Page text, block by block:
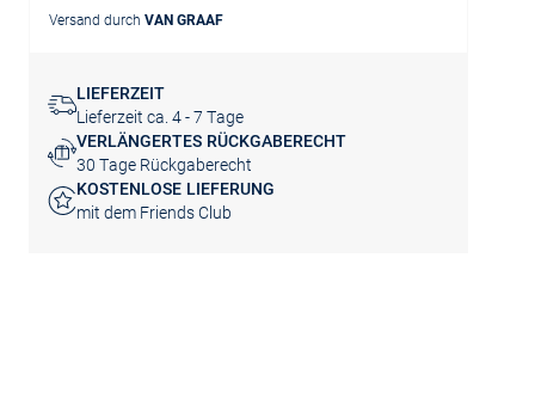
Versand durch VAN GRAAF
LIEFERZEIT
Lieferzeit ca. 4 - 7 Tage
VERLÄNGERTES RÜCKGABERECHT
30 Tage Rückgaberecht
KOSTENLOSE LIEFERUNG
mit dem Friends Club